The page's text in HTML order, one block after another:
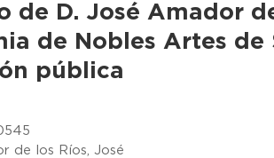
de D. José Amador
de Nobles Artes de
pública
de los Ríos, José